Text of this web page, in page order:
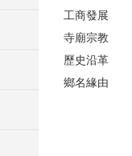
工商發展
寺廟宗教
歷史沿革
鄉名緣由